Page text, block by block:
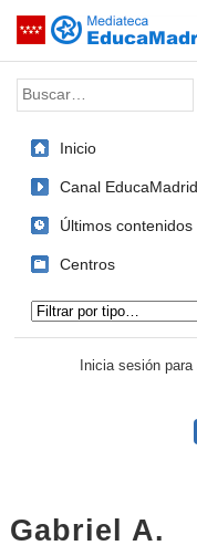
Saltar navegación
Palabra o frase:
Inicio
Canal EducaMadrid
Últimos contenidos
Centros
Inicia sesión
Gabriel A.